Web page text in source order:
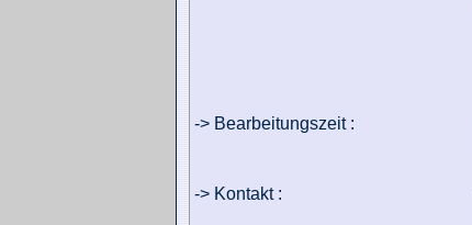
-> Bearbeitungszeit :
-> Kontakt :